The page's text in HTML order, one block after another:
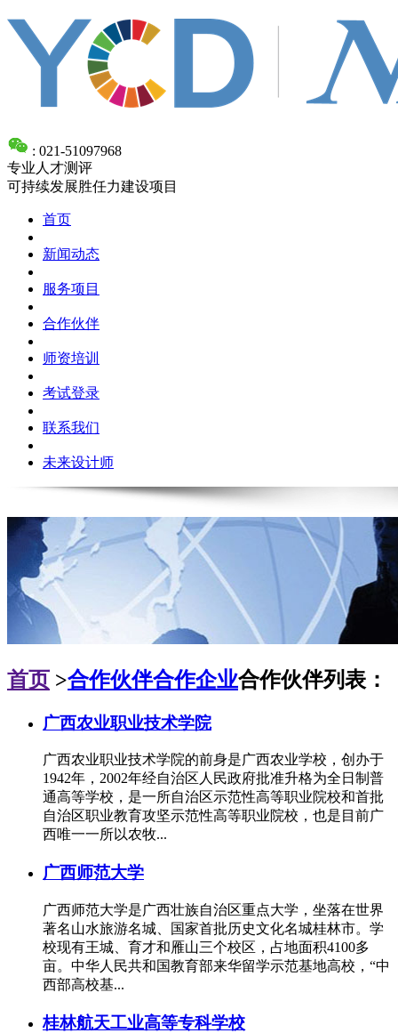
: 021-51097968
专业人才测评
可持续发展胜任力建设项目
首页
新闻动态
服务项目
合作伙伴
师资培训
考试登录
联系我们
未来设计师
首页 >合作伙伴合作企业合作伙伴列表：
广西农业职业技术学院
广西农业职业技术学院的前身是广西农业学校，创办于
1942年，2002年经自治区人民政府批准升格为全日制普
通高等学校，是一所自治区示范性高等职业院校和首批
自治区职业教育攻坚示范性高等职业院校，也是目前广
西唯一一所以农牧...
广西师范大学
广西师范大学是广西壮族自治区重点大学，坐落在世界
著名山水旅游名城、国家首批历史文化名城桂林市。学
校现有王城、育才和雁山三个校区，占地面积4100多
亩。中华人民共和国教育部来华留学示范基地高校，“中
西部高校基...
桂林航天工业高等专科学校